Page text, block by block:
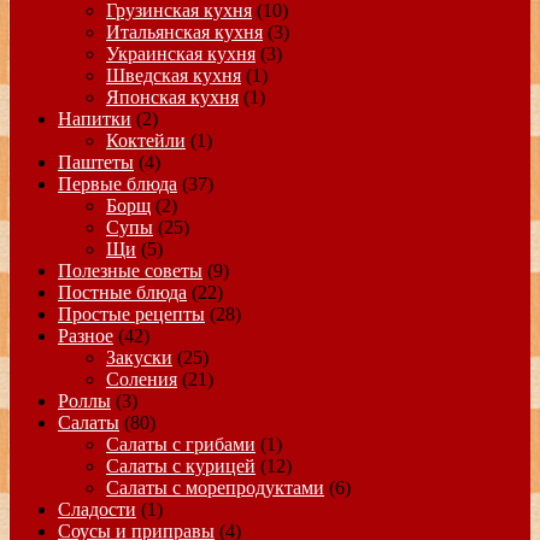
Грузинская кухня (10)
Итальянская кухня (3)
Украинская кухня (3)
Шведская кухня (1)
Японская кухня (1)
Напитки (2)
Коктейли (1)
Паштеты (4)
Первые блюда (37)
Борщ (2)
Супы (25)
Щи (5)
Полезные советы (9)
Постные блюда (22)
Простые рецепты (28)
Разное (42)
Закуски (25)
Соления (21)
Роллы (3)
Салаты (80)
Салаты с грибами (1)
Салаты с курицей (12)
Салаты с морепродуктами (6)
Сладости (1)
Соусы и приправы (4)